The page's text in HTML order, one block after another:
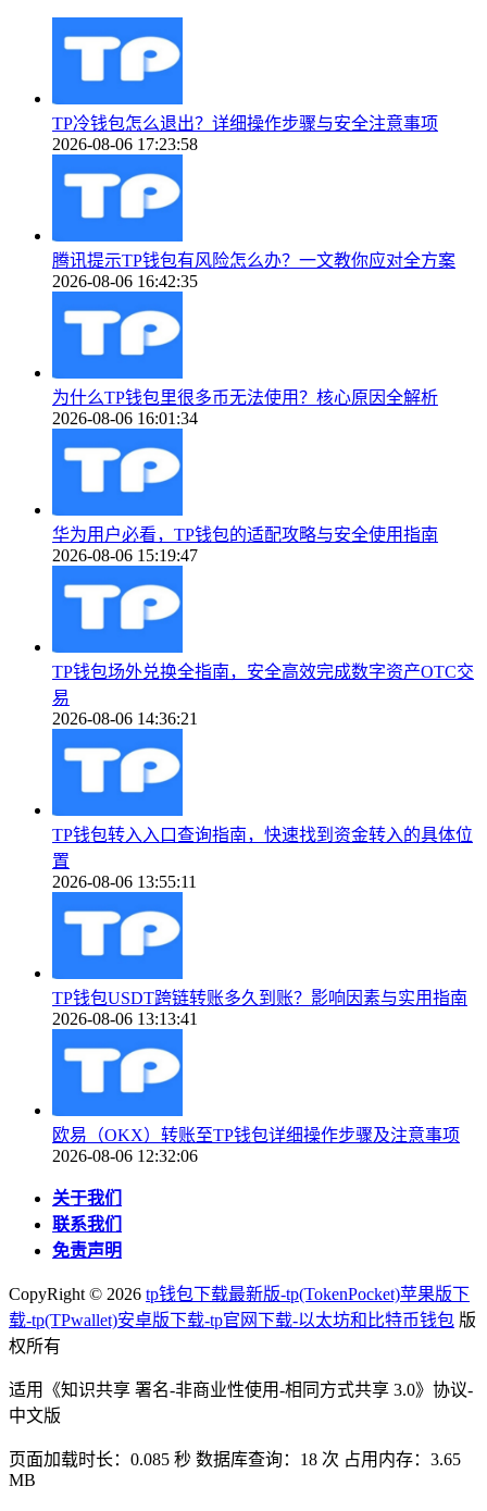
TP冷钱包怎么退出？详细操作步骤与安全注意事项
2026-08-06 17:23:58
腾讯提示TP钱包有风险怎么办？一文教你应对全方案
2026-08-06 16:42:35
为什么TP钱包里很多币无法使用？核心原因全解析
2026-08-06 16:01:34
华为用户必看，TP钱包的适配攻略与安全使用指南
2026-08-06 15:19:47
TP钱包场外兑换全指南，安全高效完成数字资产OTC交
易
2026-08-06 14:36:21
TP钱包转入入口查询指南，快速找到资金转入的具体位
置
2026-08-06 13:55:11
TP钱包USDT跨链转账多久到账？影响因素与实用指南
2026-08-06 13:13:41
欧易（OKX）转账至TP钱包详细操作步骤及注意事项
2026-08-06 12:32:06
关于我们
联系我们
免责声明
CopyRight © 2026 tp钱包下载最新版-tp(TokenPocket)苹果版下
载-tp(TPwallet)安卓版下载-tp官网下载-以太坊和比特币钱包 版
权所有
适用《知识共享 署名-非商业性使用-相同方式共享 3.0》协议-
中文版
页面加载时长：0.085 秒 数据库查询：18 次 占用内存：3.65
MB